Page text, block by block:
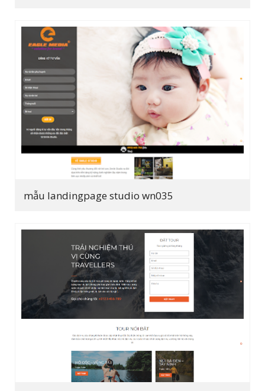
mẫu landingpage studio wn035